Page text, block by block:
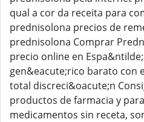
qual a cor da receita para
prednisolona precios de
prednisolona Comprar
precio online en
gen&eacute;rico barato con
total discreci&oacute;n
productos de farmacia y
medicamentos sin receta,